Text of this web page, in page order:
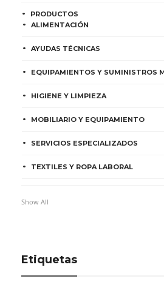
PRODUCTOS
ALIMENTACIÓN
AYUDAS TÉCNICAS
EQUIPAMIENTOS Y SUMINISTROS
HIGIENE Y LIMPIEZA
MOBILIARIO Y EQUIPAMIENTO
SERVICIOS ESPECIALIZADOS
TEXTILES Y ROPA LABORAL
Show All
Etiquetas